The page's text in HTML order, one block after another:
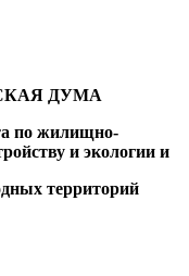
ДУМА
по жилищно-
и экологии и
территорий